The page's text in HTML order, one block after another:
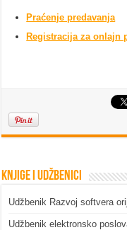
Praćenje predavanja
Registracija za onlajn
Knjige i udžbenici
Udžbenik Razvoj softvera
Udžbenik elektronsko